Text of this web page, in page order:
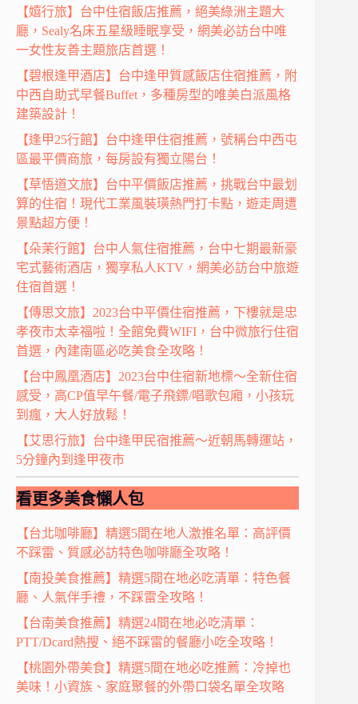
【嬉行旅】台中住宿飯店推薦，絕美綠洲主題大
廳，Sealy名床五星級睡眠享受，網美必訪台中唯
一女性友善主題旅店首選！
【碧根逢甲酒店】台中逢甲質感飯店住宿推薦，附
中西自助式早餐Buffet，多種房型的唯美白派風格
建築設計！
【逢甲25行館】台中逢甲住宿推薦，號稱台中西屯
區最平價商旅，每房設有獨立陽台！
【草悟道文旅】台中平價飯店推薦，挑戰台中最划
算的住宿！現代工業風裝璜熱門打卡點，遊走周遭
景點超方便！
【朵茉行館】台中人氣住宿推薦，台中七期最新豪
宅式藝術酒店，獨享私人KTV，網美必訪台中旅遊
住宿首選！
【傳思文旅】2023台中平價住宿推薦，下樓就是忠
孝夜市太幸福啦！全館免費WIFI，台中微旅行住宿
首選，內建南區必吃美食全攻略！
【台中鳳凰酒店】2023台中住宿新地標～全新住宿
感受，高CP值早午餐/電子飛鏢/唱歌包廂，小孩玩
到瘋，大人好放鬆！
【艾思行旅】台中逢甲民宿推薦～近朝馬轉運站，
5分鐘內到逢甲夜市
看更多美食懶人包
【台北咖啡廳】精選5間在地人激推名單：高評價
不踩雷、質感必訪特色咖啡廳全攻略！
【南投美食推薦】精選5間在地必吃清單：特色餐
廳、人氣伴手禮，不踩雷全攻略！
【台南美食推薦】精選24間在地必吃清單：
PTT/Dcard熱搜、絕不踩雷的餐廳小吃全攻略！
【桃園外帶美食】精選5間在地必吃推薦：冷掉也
美味！小資族、家庭聚餐的外帶口袋名單全攻略